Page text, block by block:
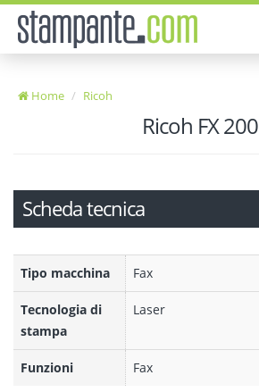
Home Ricoh
Ricoh FX 200
Scheda tecnica
Tipo macchina Fax
Tecnologia di
stampa
Laser
Funzioni Fax